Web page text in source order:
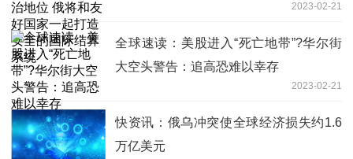
2023-02-21
全球速读：美股进入“死亡地带”?华尔街
大空头警告：追高恐难以幸存
2023-02-21
快资讯：俄乌冲突使全球经济损失约1.6
万亿美元